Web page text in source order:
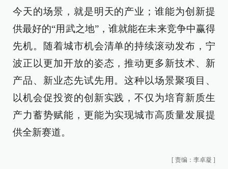
今天的场景，就是明天的产业；谁能为创新提
供最好的“用武之地”，谁就能在未来竞争中赢得
先机。随着城市机会清单的持续滚动发布，宁
波正以更加开放的姿态，推动更多新技术、新
产品、新业态先试先用。这种以场景聚项目、
以机会促投资的创新实践，不仅为培育新质生
产力蓄势赋能，更能为实现城市高质量发展提
供全新赛道。
[ 责编：李卓凝 ]